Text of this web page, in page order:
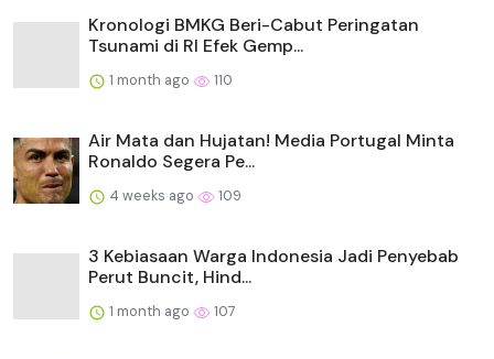
Kronologi BMKG Beri-Cabut Peringatan
Tsunami di RI Efek Gemp...
1 month ago 110
Air Mata dan Hujatan! Media Portugal Minta
Ronaldo Segera Pe...
4 weeks ago 109
3 Kebiasaan Warga Indonesia Jadi Penyebab
Perut Buncit, Hind...
1 month ago 107